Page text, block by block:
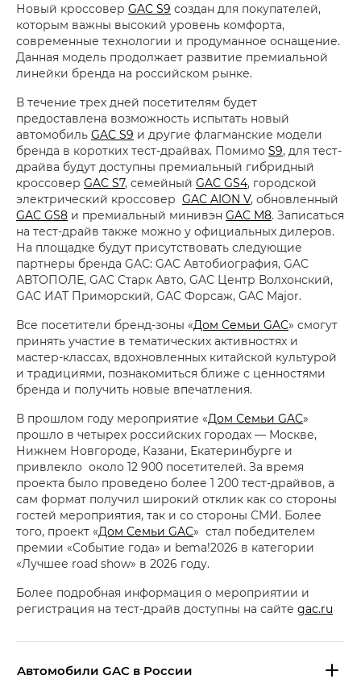
Новый кроссовер GAC S9 создан для покупателей,
которым важны высокий уровень комфорта,
современные технологии и продуманное оснащение.
Данная модель продолжает развитие премиальной
линейки бренда на российском рынке.
В течение трех дней посетителям будет
предоставлена возможность испытать новый
автомобиль GAC S9 и другие флагманские модели
бренда в коротких тест-драйвах. Помимо S9, для тест-
драйва будут доступны премиальный гибридный
кроссовер GAC S7, семейный GAC GS4, городской
электрический кроссовер GAC AION V, обновленный
GAC GS8 и премиальный минивэн GAC M8. Записаться
на тест-драйв также можно у официальных дилеров.
На площадке будут присутствовать следующие
партнеры бренда GAC: GAC Автобиография, GAC
АВТОПОЛЕ, GAC Старк Авто, GAC Центр Волхонский,
GAC ИАТ Приморский, GAC Форсаж, GAC Major.
Все посетители бренд-зоны «Дом Семьи GAC» смогут
принять участие в тематических активностях и
мастер-классах, вдохновленных китайской культурой
и традициями, познакомиться ближе с ценностями
бренда и получить новые впечатления.
В прошлом году мероприятие «Дом Семьи GAC»
прошло в четырех российских городах — Москве,
Нижнем Новгороде, Казани, Екатеринбурге и
привлекло около 12 900 посетителей. За время
проекта было проведено более 1 200 тест-драйвов, а
сам формат получил широкий отклик как со стороны
гостей мероприятия, так и со стороны СМИ. Более
того, проект «Дом Семьи GAC» стал победителем
премии «Событие года» и bema!2026 в категории
«Лучшее road show» в 2026 году.
Более подробная информация о мероприятии и
регистрация на тест-драйв доступны на сайте gac.ru
Aвтомобили GAC в России